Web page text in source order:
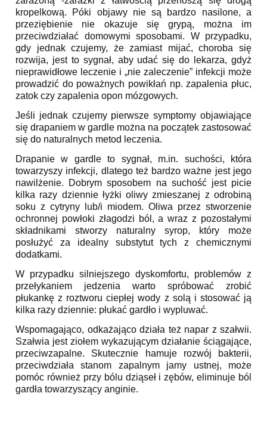
kropelkową. Póki objawy nie są bardzo nasilone, a
przeziębienie nie okazuje się grypą, można im
przeciwdziałać domowymi sposobami. W przypadku,
gdy jednak czujemy, że zamiast mijać, choroba się
rozwija, jest to sygnał, aby udać się do lekarza, gdyż
nieprawidłowe leczenie i „nie zaleczenie” infekcji może
prowadzić do poważnych powikłań np. zapalenia płuc,
zatok czy zapalenia opon mózgowych.
Jeśli jednak czujemy pierwsze symptomy objawiające
się drapaniem w gardle można na początek zastosować
się do naturalnych metod leczenia.
Drapanie w gardle to sygnał, m.in. suchości, która
towarzyszy infekcji, dlatego też bardzo ważne jest jego
nawilżenie. Dobrym sposobem na suchość jest picie
kilka razy dziennie łyżki oliwy zmieszanej z odrobiną
soku z cytryny lub/i miodem. Oliwa przez stworzenie
ochronnej powłoki złagodzi ból, a wraz z pozostałymi
składnikami stworzy naturalny syrop, który może
posłużyć za idealny substytut tych z chemicznymi
dodatkami.
W przypadku silniejszego dyskomfortu, problemów z
przełykaniem jedzenia warto spróbować zrobić
płukankę z roztworu ciepłej wody z solą i stosować ją
kilka razy dziennie: płukać gardło i wypluwać.
Wspomagająco, odkażająco działa też napar z szałwii.
Szałwia jest ziołem wykazującym działanie ściągające,
przeciwzapalne. Skutecznie hamuje rozwój bakterii,
przeciwdziała stanom zapalnym jamy ustnej, może
pomóc również przy bólu dziąseł i zębów, eliminuje ból
gardła towarzyszący anginie.